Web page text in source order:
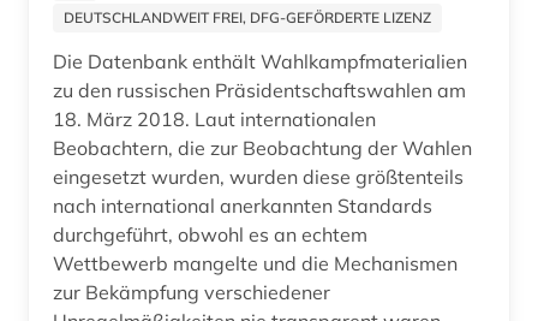
technologie (2)
textsammlung (1)
therapie (1)
thesaurus (1)
thüringen (1)
tibeter (1)
topographie (1)
DEUTSCHLANDWEIT FREI, DFG-GEFÖRDERTE LIZENZ
Die Datenbank enthält Wahlkampfmaterialien
zu den russischen Präsidentschaftswahlen am
18. März 2018. Laut internationalen
Beobachtern, die zur Beobachtung der Wahlen
eingesetzt wurden, wurden diese größtenteils
nach international anerkannten Standards
durchgeführt, obwohl es an echtem
Wettbewerb mangelte und die Mechanismen
zur Bekämpfung verschiedener